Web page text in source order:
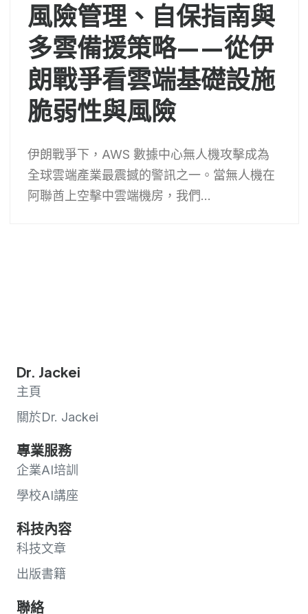
風險管理、自保指南與
多雲備援策略——從伊
朗戰爭看雲端基礎設施
脆弱性與風險
伊朗戰爭下，AWS 數據中心無人機攻擊成為
全球雲端產業最震撼的警訊之一。當無人機在
阿聯酋上空擊中雲端機房，我們...
Dr. Jackei
主頁
關於Dr. Jackei
專業服務
企業AI培訓
學校AI講座
科技內容
科技文章
出版書籍
聯絡